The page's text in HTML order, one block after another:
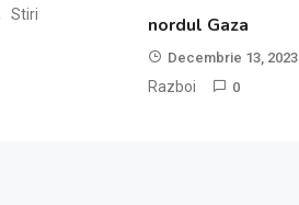
Stiri
nordul Gaza
Decembrie 13, 2023
Razboi
0